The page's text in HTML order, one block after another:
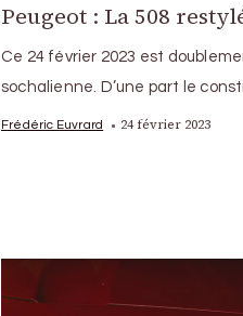
Peugeot : La 508
Ce 24 février 2023 est
sochalienne. D’une part le
Frédéric Euvrard 24 février 2023